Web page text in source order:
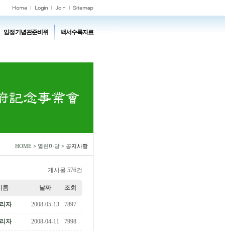
임정기념관준비위 백서수록자료
HOME > 열린마당 > 공지사항
게시물 576건
름 날짜 조회
자 2008-05-13 7897
자 2008-04-11 7998